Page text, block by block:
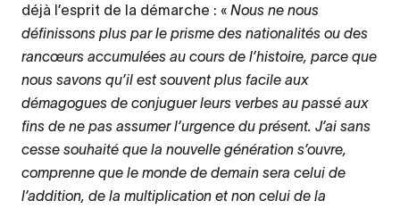
déjà l’esprit de la démarche : « Nous ne nous
définissons plus par le prisme des nationalités ou des
rancœurs accumulées au cours de l’histoire, parce que
nous savons qu’il est souvent plus facile aux
démagogues de conjuguer leurs verbes au passé aux
fins de ne pas assumer l’urgence du présent. J’ai sans
cesse souhaité que la nouvelle génération s’ouvre,
comprenne que le monde de demain sera celui de
l’addition, de la multiplication et non celui de la